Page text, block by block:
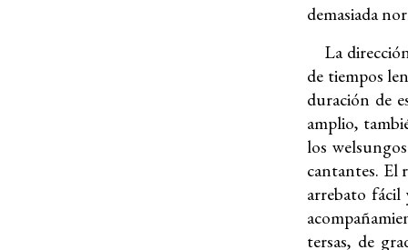
demasiada
La
de tiempos
duración de
amplio,
los
cantantes. El
arrebato
tersas, de